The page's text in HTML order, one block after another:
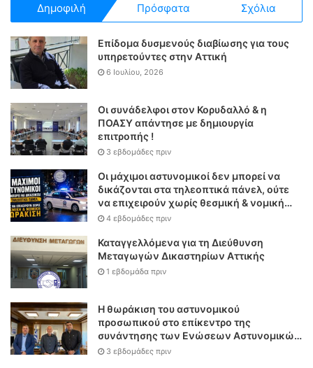
Δημοφιλή Πρόσφατα Σχόλια
Επίδομα δυσμενούς διαβίωσης για τους
υπηρετούντες στην Αττική
6 Ιουλίου, 2026
Οι συνάδελφοι στον Κορυδαλλό & η
ΠΟΑΣΥ απάντησε με δημιουργία
επιτροπής !
3 εβδομάδες πριν
Οι μάχιμοι αστυνομικοί δεν μπορεί να
δικάζονται στα τηλεοπτικά πάνελ, ούτε
να επιχειρούν χωρίς θεσμική & νομική
θωράκιση
4 εβδομάδες πριν
Καταγγελλόμενα για τη Διεύθυνση
Μεταγωγών Δικαστηρίων Αττικής
1 εβδομάδα πριν
Η θωράκιση του αστυνομικού
προσωπικού στο επίκεντρο της
συνάντησης των Ενώσεων Αστυνομικών
Υπαλλήλων Αθηνών και Θεσσαλονίκης
3 εβδομάδες πριν